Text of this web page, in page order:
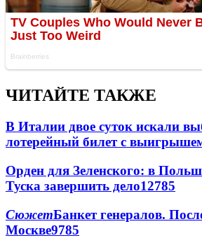
ЧИТАЙТЕ ТАКЖЕ
В Италии двое суток искали
лотерейный билет с
Орден для Зеленского: в
Туска завершить дело12785
СюжетБанкет генералов.
Москве9785